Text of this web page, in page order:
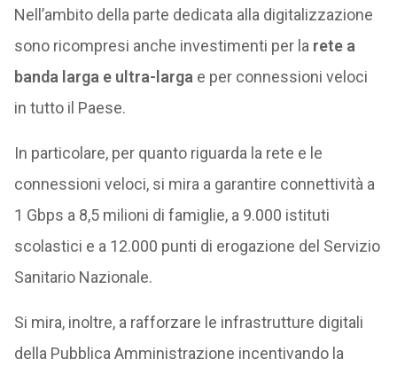
Nell’ambito della parte dedicata alla digitalizzazione
sono ricompresi anche investimenti per la rete a
banda larga e ultra-larga e per connessioni veloci
in tutto il Paese.
In particolare, per quanto riguarda la rete e le
connessioni veloci, si mira a garantire connettività a
1 Gbps a 8,5 milioni di famiglie, a 9.000 istituti
scolastici e a 12.000 punti di erogazione del Servizio
Sanitario Nazionale.
Si mira, inoltre, a rafforzare le infrastrutture digitali
della Pubblica Amministrazione incentivando la